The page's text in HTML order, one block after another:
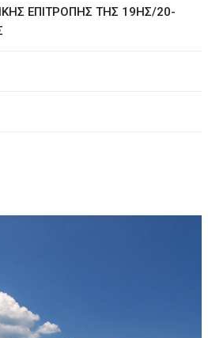
ΕΠΙΤΡΟΠΗΣ ΤΗΣ 19ΗΣ/20-